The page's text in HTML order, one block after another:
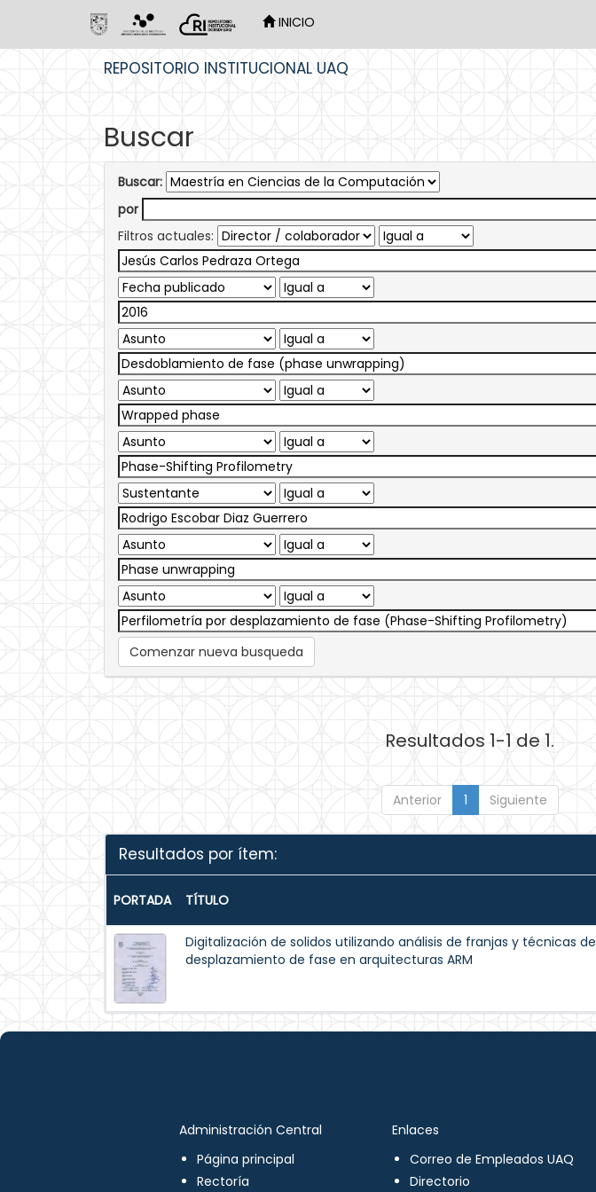
INICIO
REPOSITORIO INSTITUCIONAL UAQ
Buscar
Buscar:
por
Filtros actuales:
Comenzar nueva busqueda
Resultados 1-1 de 1.
Anterior 1 Siguiente
Resultados por ítem:
PORTADA TÍTULO
Digitalización de solidos utilizando análisis de franjas y técnicas de
desplazamiento de fase en arquitecturas ARM
Administración Central
Página principal
Rectoría
Enlaces
Correo de Empleados UAQ
Directorio